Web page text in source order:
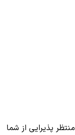
منتظر پذیرایی از شما